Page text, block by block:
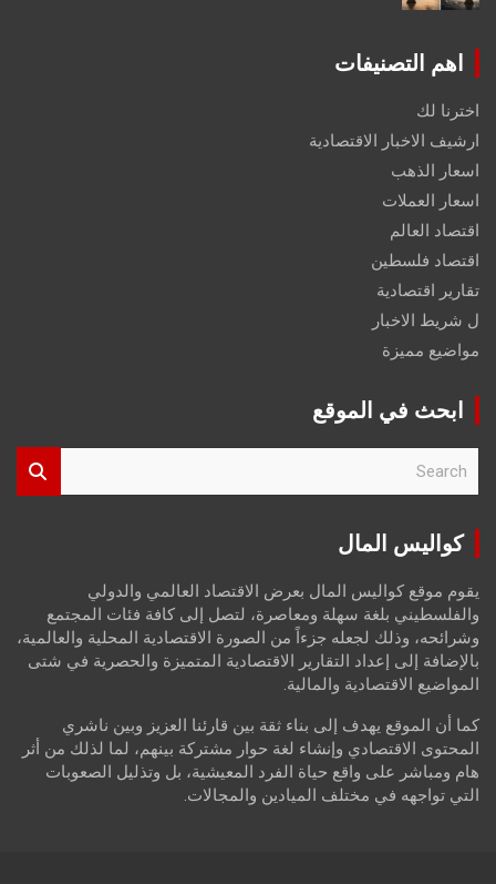
اهم التصنيفات
اخترنا لك
ارشيف الاخبار الاقتصادية
اسعار الذهب
اسعار العملات
اقتصاد العالم
اقتصاد فلسطين
تقارير اقتصادية
ل شريط الاخبار
مواضيع مميزة
ابحث في الموقع
r
كواليس المال
يقوم موقع كواليس المال بعرض الاقتصاد العالمي والدولي
والفلسطيني بلغة سهلة ومعاصرة، لتصل إلى كافة فئات المجتمع
وشرائحه، وذلك لجعله جزءاً من الصورة الاقتصادية المحلية والعالمية،
بالإضافة إلى إعداد التقارير الاقتصادية المتميزة والحصرية في شتى
المواضيع الاقتصادية والمالية.
كما أن الموقع يهدف إلى بناء ثقة بين قارئنا العزيز وبين ناشري
المحتوى الاقتصادي وإنشاء لغة حوار مشتركة بينهم، لما لذلك من أثر
هام ومباشر على واقع حياة الفرد المعيشية، بل وتذليل الصعوبات
التي تواجهه في مختلف الميادين والمجالات.